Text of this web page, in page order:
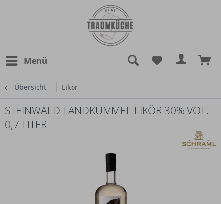
Menü
Übersicht Likör
STEINWALD LANDKÜMMEL LIKÖR 30% VOL.
0,7 LITER